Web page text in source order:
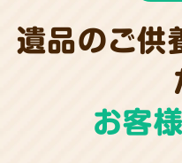
遺品のご供
お客